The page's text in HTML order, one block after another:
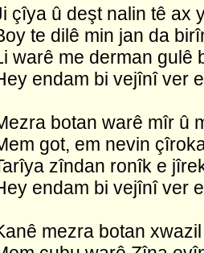
çîya û deşt nalin tê ax
te dilê min jan da
warê me derman gulê
endam bi vejînî ver
botan warê mîr û
got, em nevin
zîndan ronîk e
endam bi vejînî ver
mezra botan